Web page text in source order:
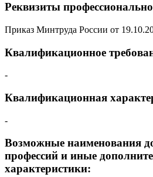
Реквизиты
Приказ Минтруда России от
Квалификационное
-
Квалификационная
-
Возможные наименования
профессий и иные
характеристики: